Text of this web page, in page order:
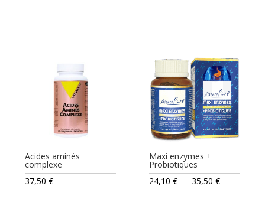
Acides aminés
complexe
37,50€
Maxi enzymes +
Probiotiques
24,10€ – 35,50€Plage